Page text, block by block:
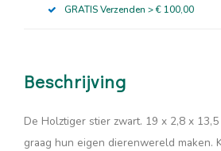
GRATIS Verzenden > € 100,00
Beschrijving
De Holztiger stier zwart. 19 x 2,8 x
graag hun eigen dierenwereld maken.